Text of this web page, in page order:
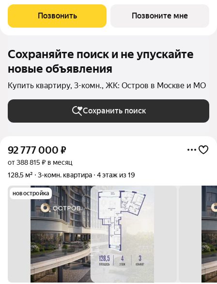
2028 года. 3 совмещенных санузла. В жилой зоне 2 больших
окна на одну
Позвонить Позвоните мне
Сохраняйте поиск и не упускайте
новые объявления
Купить квартиру, 3-комн., ЖК: Остров в Москве и МО
Сохранить поиск
92 777 000 ₽
от 388 815 ₽ в месяц
128,5 м²
3-комн. квартира 4 этаж из 19
новостройка